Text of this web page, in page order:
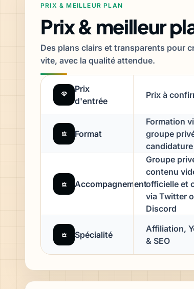
Prix & meilleur
Des plans clairs et transparents pour
vite, avec la qualité attendue.
Prix
d'entrée
Prix à
Format
Formation
groupe
candidature
Accompagnement
Groupe
contenu
officielle et
via Twitter
Discord
Spécialité
Affiliation,
& SEO